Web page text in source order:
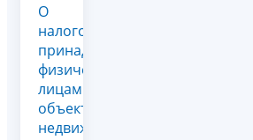
О
налогообложении
принадлежащих
физическим
лицам
объектов
недвижимости,